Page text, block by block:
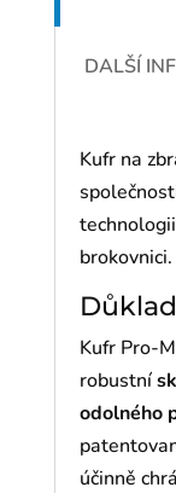
DALŠÍ
Kufr na
brokovnici.
Kufr Pro-
robustní
odolného
účinně